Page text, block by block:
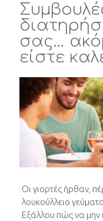
σας…
είστε
Οι γιορτές ήρθαν,
λουκούλλειο
Εξάλλου πώς να